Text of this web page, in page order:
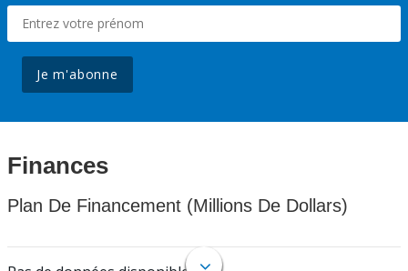
Je m'abonne
Finances
Plan De Financement (Millions De Dollars)